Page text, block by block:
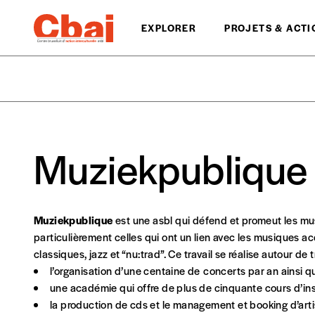
EXPLORER PROJETS &
Muziekpublique
Se connecter
Formulaire de
A partir de 2021,Imag, le magazine de l’interculturel,
Le prix libre est un mode de fixation du prix par
nos activités et publications accessibles, et d’affirmer
valeur peut donc être inférieure, égale ou supérieure au
Muziekpubliqueest une asbl qui défend et promeut les
particulièrement celles qui ont un lien avec les musiques
classiques, jazz et “nu:trad”. Ce travail se réalise autour de
l’organisation d’une centaine de concerts par an ainsi
une académie qui offre de plus de cinquante cours
la production de cds et le management et booking